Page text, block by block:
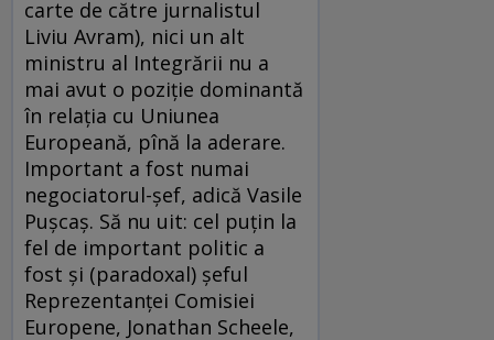
carte de către jurnalistul
Liviu Avram), nici un alt
ministru al Integrării nu a
mai avut o poziţie dominantă
în relaţia cu Uniunea
Europeană, pînă la aderare.
Important a fost numai
negociatorul-şef, adică Vasile
Puşcaş. Să nu uit: cel puţin la
fel de important politic a
fost şi (paradoxal) şeful
Reprezentanţei Comisiei
Europene, Jonathan Scheele,